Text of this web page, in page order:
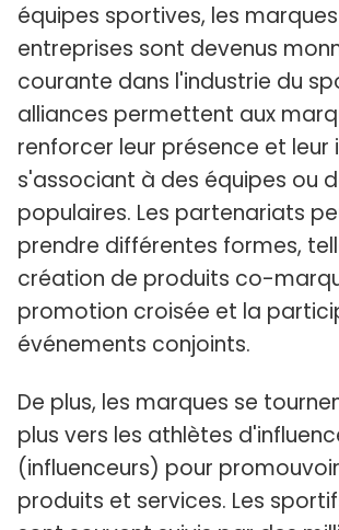
équipes sportives, les
entreprises sont devenus
courante dans l'industrie du
alliances permettent aux
renforcer leur présence et leur
s'associant à des équipes ou
populaires. Les partenariats
prendre différentes formes,
création de produits co-
promotion croisée et la
événements conjoints.
De plus, les marques se
plus vers les athlètes
(influenceurs) pour
produits et services. Les